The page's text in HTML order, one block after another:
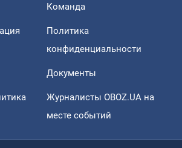
Команда
Политика
конфиденциальности
Документы
Журналисты OBOZ.UA на
месте событий